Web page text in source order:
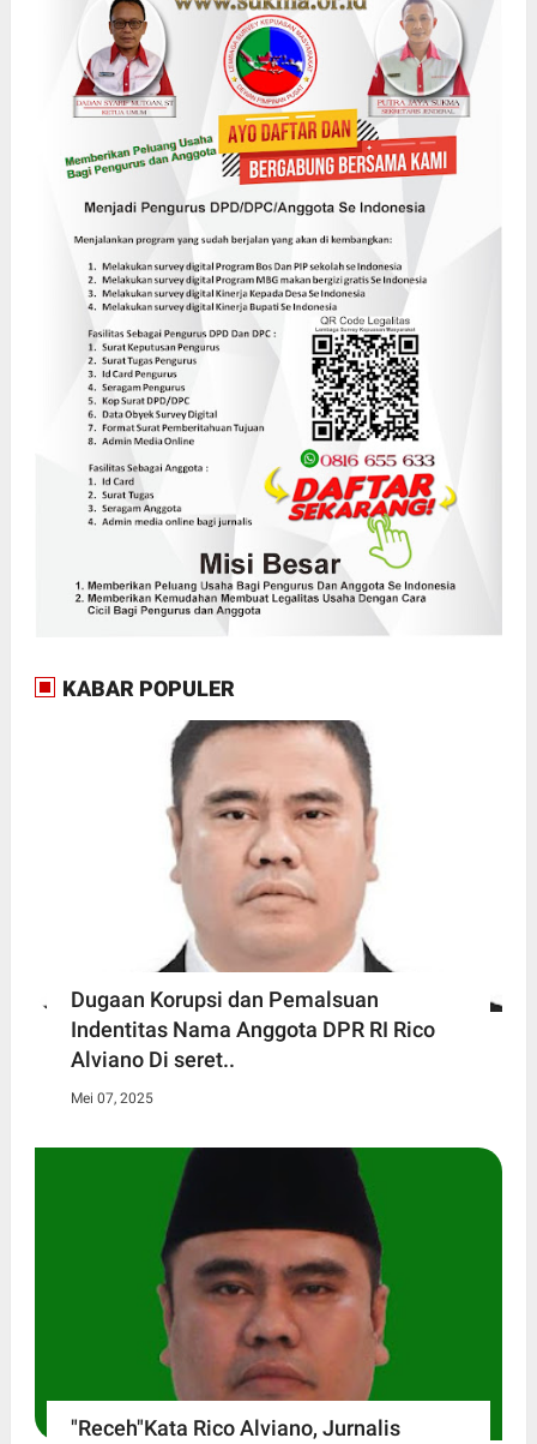
KABAR POPULER
Dugaan Korupsi dan Pemalsuan
Indentitas Nama Anggota DPR RI Rico
Alviano Di seret..
Mei 07, 2025
"Receh"Kata Rico Alviano, Jurnalis